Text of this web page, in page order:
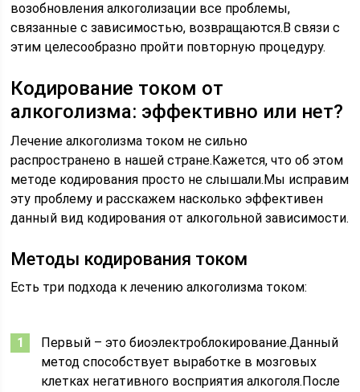
возобновления алкоголизации все проблемы,
связанные с зависимостью, возвращаются.В связи с
этим целесообразно пройти повторную процедуру.
Кодирование током от
алкоголизма: эффективно или нет?
Лечение алкоголизма током не сильно
распространено в нашей стране.Кажется, что об этом
методе кодирования просто не слышали.Мы исправим
эту проблему и расскажем насколько эффективен
данный вид кодирования от алкогольной зависимости.
Методы кодирования током
Есть три подхода к лечению алкоголизма током:
Первый – это биоэлектроблокирование.Данный
метод способствует выработке в мозговых
клетках негативного восприятия алкоголя.После